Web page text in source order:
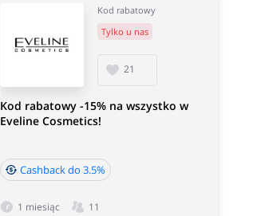
Kod rabatowy
Tylko u nas
21
Kod rabatowy -15% na wszystko w
Eveline Cosmetics!
Cashback do 3.5%
1 miesiąc 11